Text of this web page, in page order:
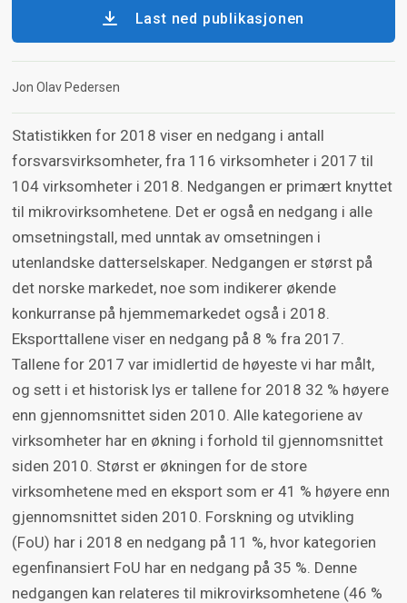
Last ned publikasjonen
Jon Olav Pedersen
Statistikken for 2018 viser en nedgang i antall
forsvarsvirksomheter, fra 116 virksomheter i 2017 til
104 virksomheter i 2018. Nedgangen er primært knyttet
til mikrovirksomhetene. Det er også en nedgang i alle
omsetningstall, med unntak av omsetningen i
utenlandske datterselskaper. Nedgangen er størst på
det norske markedet, noe som indikerer økende
konkurranse på hjemmemarkedet også i 2018.
Eksporttallene viser en nedgang på 8 % fra 2017.
Tallene for 2017 var imidlertid de høyeste vi har målt,
og sett i et historisk lys er tallene for 2018 32 % høyere
enn gjennomsnittet siden 2010. Alle kategoriene av
virksomheter har en økning i forhold til gjennomsnittet
siden 2010. Størst er økningen for de store
virksomhetene med en eksport som er 41 % høyere enn
gjennomsnittet siden 2010. Forskning og utvikling
(FoU) har i 2018 en nedgang på 11 %, hvor kategorien
egenfinansiert FoU har en nedgang på 35 %. Denne
nedgangen kan relateres til mikrovirksomhetene (46 %